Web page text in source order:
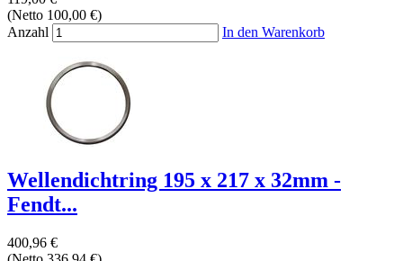
(Netto 100,00 €)
Anzahl
In den Warenkorb
Wellendichtring 195 x 217 x 32mm -
Fendt...
400,96 €